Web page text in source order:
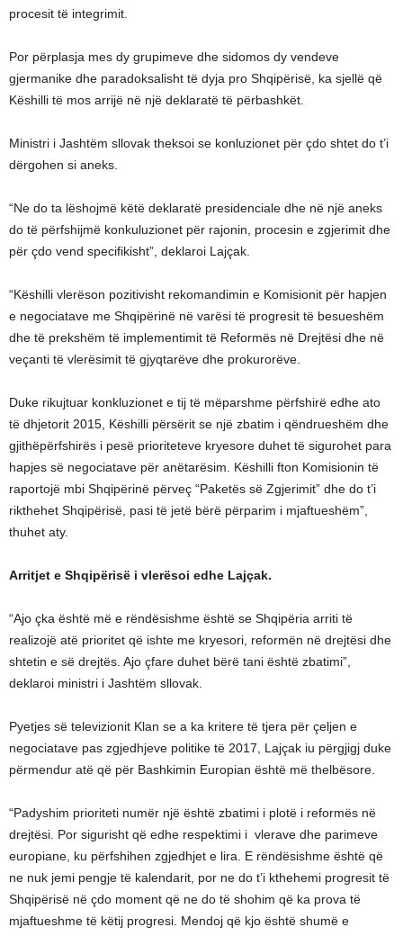
procesit të integrimit.
Por përplasja mes dy grupimeve dhe sidomos dy vendeve
gjermanike dhe paradoksalisht të dyja pro Shqipërisë, ka sjellë që
Këshilli të mos arrijë në një deklaratë të përbashkët.
Ministri i Jashtëm sllovak theksoi se konluzionet për çdo shtet do t’i
dërgohen si aneks.
“Ne do ta lëshojmë këtë deklaratë presidenciale dhe në një aneks
do të përfshijmë konkuluzionet për rajonin, procesin e zgjerimit dhe
për çdo vend specifikisht”, deklaroi Lajçak.
“Këshilli vlerëson pozitivisht rekomandimin e Komisionit për hapjen
e negociatave me Shqipërinë në varësi të progresit të besueshëm
dhe të prekshëm të implementimit të Reformës në Drejtësi dhe në
veçanti të vlerësimit të gjyqtarëve dhe prokurorëve.
Duke rikujtuar konkluzionet e tij të mëparshme përfshirë edhe ato
të dhjetorit 2015, Këshilli përsërit se një zbatim i qëndrueshëm dhe
gjithëpërfshirës i pesë prioriteteve kryesore duhet të sigurohet para
hapjes së negociatave për anëtarësim. Këshilli fton Komisionin të
raportojë mbi Shqipërinë përveç “Paketës së Zgjerimit” dhe do t’i
rikthehet Shqipërisë, pasi të jetë bërë përparim i mjaftueshëm”,
thuhet aty.
Arritjet e Shqipërisë i vlerësoi edhe Lajçak.
“Ajo çka është më e rëndësishme është se Shqipëria arriti të
realizojë atë prioritet që ishte me kryesori, reformën në drejtësi dhe
shtetin e së drejtës. Ajo çfare duhet bërë tani është zbatimi”,
deklaroi ministri i Jashtëm sllovak.
Pyetjes së televizionit Klan se a ka kritere të tjera për çeljen e
negociatave pas zgjedhjeve politike të 2017, Lajçak iu përgjigj duke
përmendur atë që për Bashkimin Europian është më thelbësore.
“Padyshim prioriteti numër një është zbatimi i plotë i reformës në
drejtësi. Por sigurisht që edhe respektimi i vlerave dhe parimeve
europiane, ku përfshihen zgjedhjet e lira. E rëndësishme është që
ne nuk jemi pengje të kalendarit, por ne do t’i kthehemi progresit të
Shqipërisë në çdo moment që ne do të shohim që ka prova të
mjaftueshme të këtij progresi. Mendoj që kjo është shumë e